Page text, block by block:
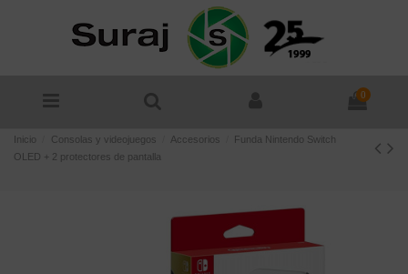
0
Inicio Consolas y videojuegos Accesorios
Funda Nintendo Switch
OLED + 2 protectores de pantalla